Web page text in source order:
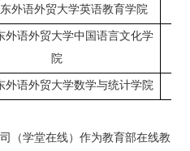
外语外贸大学英语教育学院
外语外贸大学中国语言文化学
院
外语外贸大学数学与统计学院
（学堂在线）作为教育部在线教